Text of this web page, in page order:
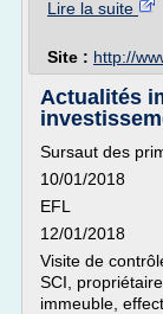
Lire la suite
Site : http://
Actualités
Sursaut des
10/01/2018
EFL
12/01/2018
Visite de
SCI,
immeuble,